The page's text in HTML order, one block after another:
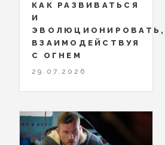
КАК РАЗВИВАТЬСЯ
И
ЭВОЛЮЦИОНИРОВАТЬ,
ВЗАИМОДЕЙСТВУЯ
С ОГНЕМ
29.07.2026